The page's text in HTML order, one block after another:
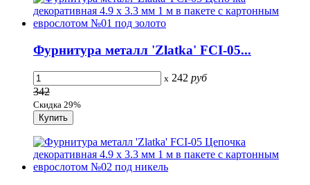
Фурнитура металл 'Zlatka' FCI-05...
x 242 руб
342
Скидка 29%